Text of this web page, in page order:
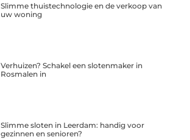
Slimme thuistechnologie en de verkoop van
uw woning
Verhuizen? Schakel een slotenmaker in
Rosmalen in
Slimme sloten in Leerdam: handig voor
gezinnen en senioren?